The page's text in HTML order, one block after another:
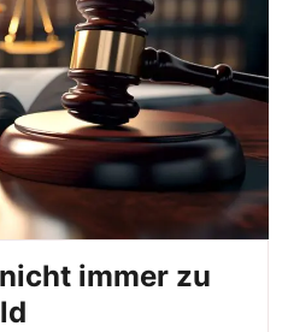
immer zu